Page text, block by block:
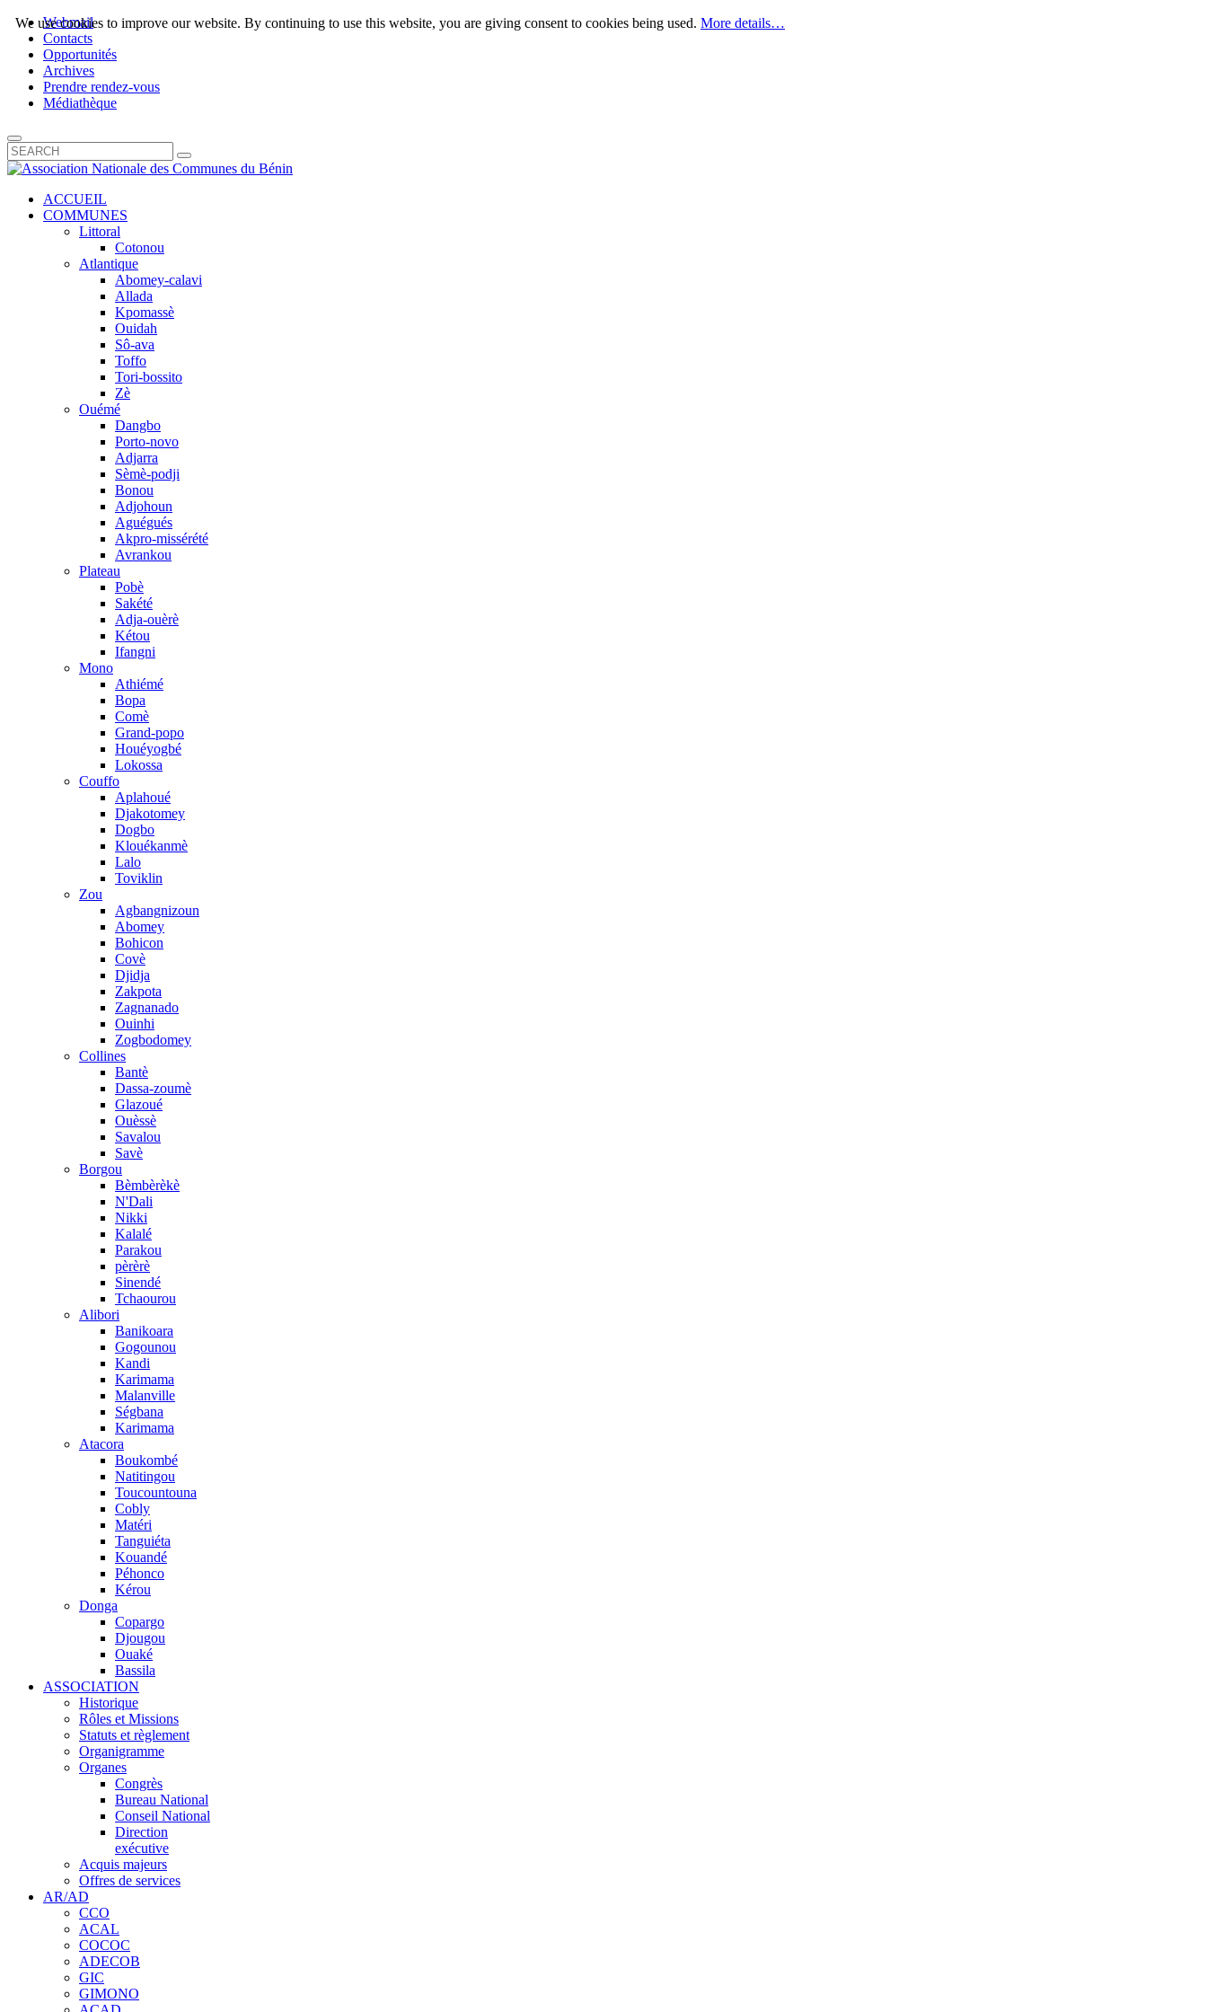
Webmail
Contacts
Opportunités
Archives
Prendre rendez-vous
Médiathèque
ACCUEIL
COMMUNES
Littoral
Cotonou
Atlantique
Abomey-calavi
Allada
Kpomassè
Ouidah
Sô-ava
Toffo
Tori-bossito
Zè
Ouémé
Dangbo
Porto-novo
Adjarra
Sèmè-podji
Bonou
Adjohoun
Aguégués
Akpro-missérété
Avrankou
Plateau
Pobè
Sakété
Adja-ouèrè
Kétou
Ifangni
Mono
Athiémé
Bopa
Comè
Grand-popo
Houéyogbé
Lokossa
Couffo
Aplahoué
Djakotomey
Dogbo
Klouékanmè
Lalo
Toviklin
Zou
Agbangnizoun
Abomey
Bohicon
Covè
Djidja
Zakpota
Zagnanado
Ouinhi
Zogbodomey
Collines
Bantè
Dassa-zoumè
Glazoué
Ouèssè
Savalou
Savè
Borgou
Bèmbèrèkè
N'Dali
Nikki
Kalalé
Parakou
pèrèrè
Sinendé
Tchaourou
Alibori
Banikoara
Gogounou
Kandi
Karimama
Malanville
Ségbana
Karimama
Atacora
Boukombé
Natitingou
Toucountouna
Cobly
Matéri
Tanguiéta
Kouandé
Péhonco
Kérou
Donga
Copargo
Djougou
Ouaké
Bassila
ASSOCIATION
Historique
Rôles et Missions
Statuts et règlement
Organigramme
Organes
Congrès
Bureau National
Conseil National
Direction
exécutive
Acquis majeurs
Offres de services
AR/AD
CCO
ACAL
COCOC
ADECOB
GIC
GIMONO
We use cookies to improve our website. By continuing to use this website, you are giving consent to cookies being used. More details…